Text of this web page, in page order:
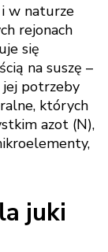
w naturze
rejonach
się
na suszę –
jej potrzeby
których
azot (N),
juki